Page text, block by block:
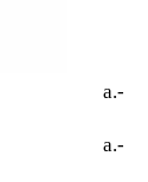
a.-
a.-